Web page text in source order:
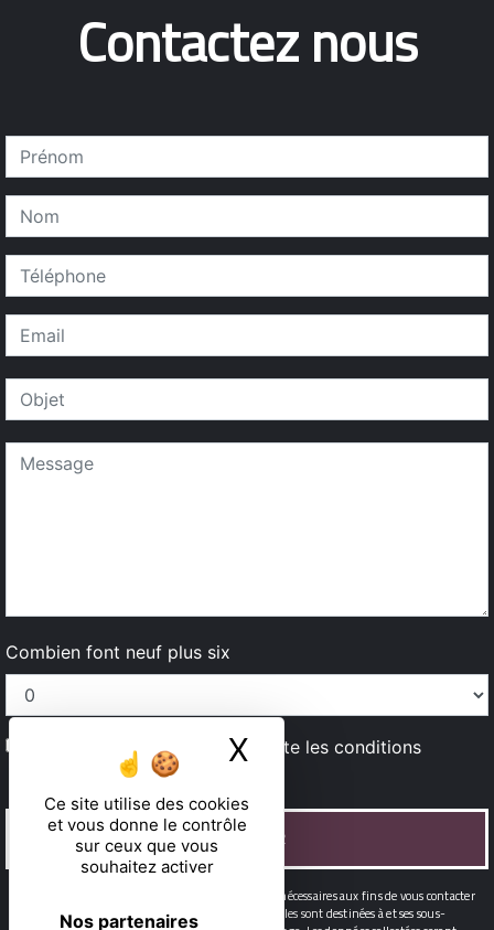
Ce site utilise des cookies
et vous donne le contrôle
sur ceux que vous
souhaitez activer
Nos partenaires
X Masquer le
Contactez nous
Combien font neuf plus six
En cochant cette case, j'accepte les conditions
particulières ci-dessous **
ENVOYER
** Les données personnelles communiquées sont nécessaires aux fins de vous contacter
et sont enregistrées dans un fichier informatisé. Elles sont destinées à et ses sous-